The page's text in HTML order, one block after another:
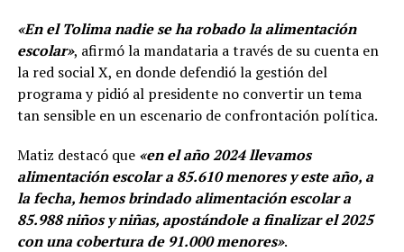
«En el Tolima nadie se ha robado la alimentación
escolar», afirmó la mandataria a través de su cuenta en
la red social X, en donde defendió la gestión del
programa y pidió al presidente no convertir un tema
tan sensible en un escenario de confrontación política.
Matiz destacó que «en el año 2024 llevamos
alimentación escolar a 85.610 menores y este año, a
la fecha, hemos brindado alimentación escolar a
85.988 niños y niñas, apostándole a finalizar el 2025
con una cobertura de 91.000 menores».